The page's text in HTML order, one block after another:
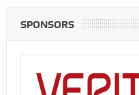
SPONSORS